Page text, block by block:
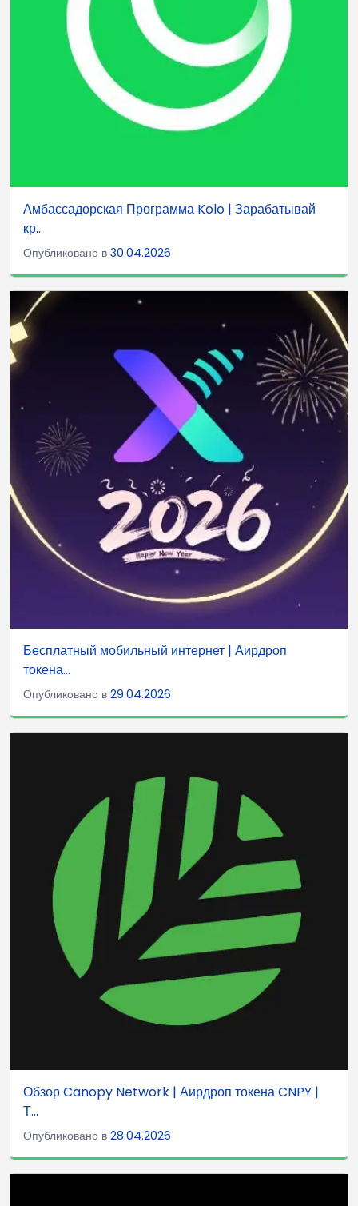
Амбассадорская Программа Kolo | Зарабатывай
кр...
Опубликовано в 30.04.2026
Бесплатный мобильный интернет | Аирдроп
токена...
Опубликовано в 29.04.2026
Обзор Canopy Network | Аирдроп токена CNPY |
Т...
Опубликовано в 28.04.2026